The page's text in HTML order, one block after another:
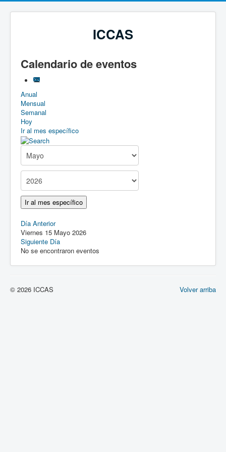
ICCAS
Calendario de eventos
Anual
Mensual
Semanal
Hoy
Ir al mes específico
Ir al mes específico
Día Anterior
Viernes 15 Mayo 2026
Siguiente Día
No se encontraron eventos
Volver arriba
© 2026 ICCAS